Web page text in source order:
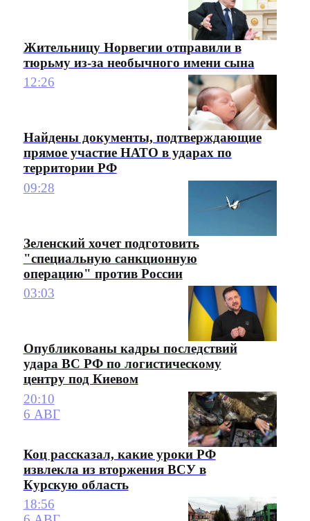
Жительницу Норвегии отправили в
тюрьму из-за необычного имени сына
12:26
Найдены документы, подтверждающие
прямое участие НАТО в ударах по
территории РФ
09:28
Зеленский хочет подготовить
"специальную санкционную
операцию" против России
03:03
Опубликованы кадры последствий
удара ВС РФ по логистическому
центру под Киевом
20:10
6 АВГ
Коц рассказал, какие уроки РФ
извлекла из вторжения ВСУ в
Курскую область
18:56